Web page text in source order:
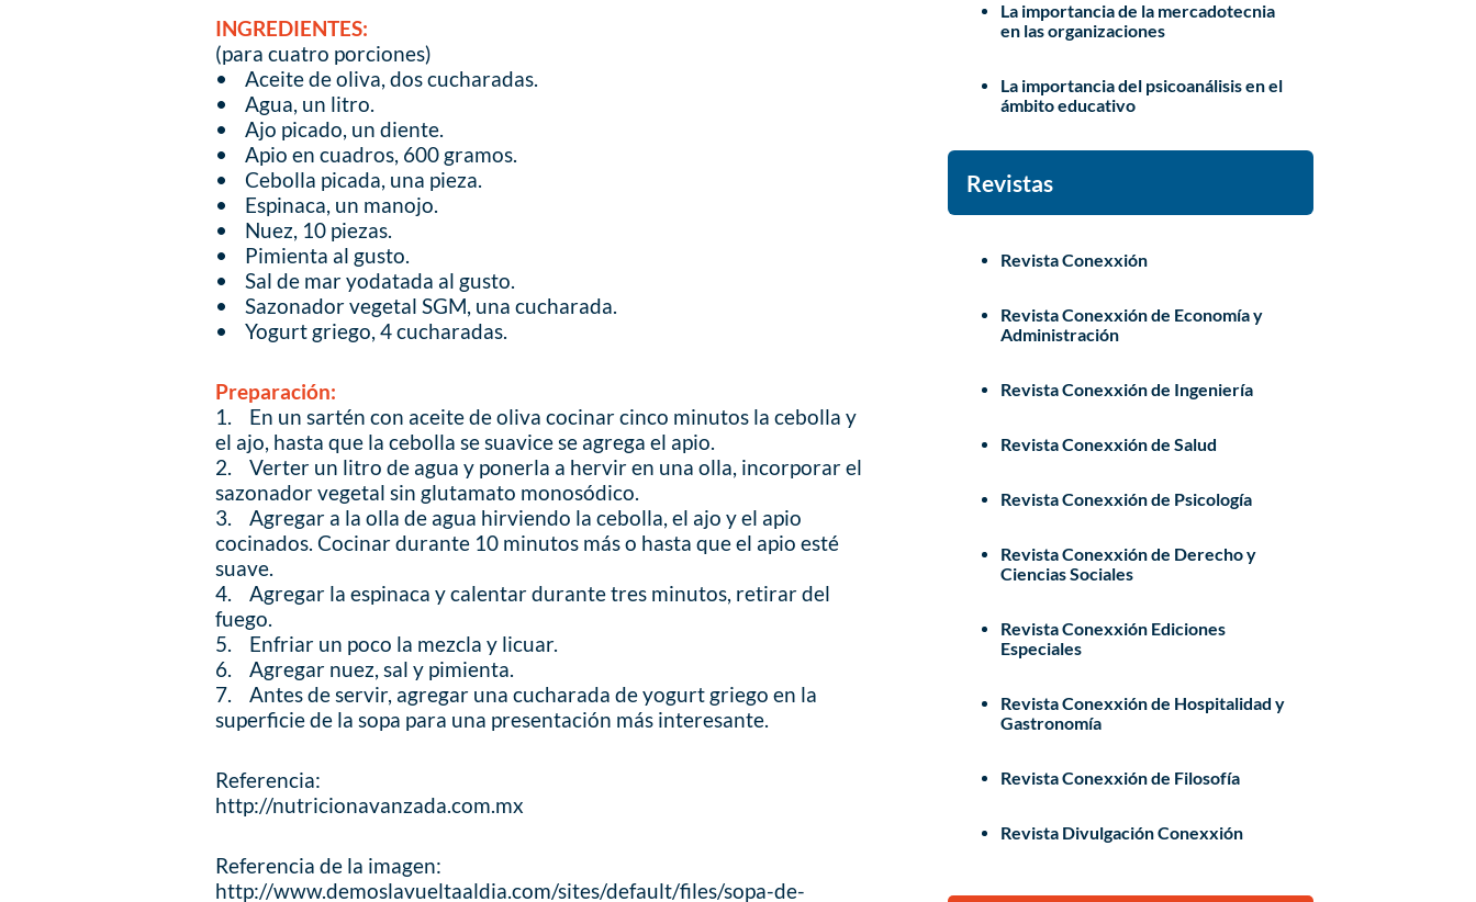
INGREDIENTES:
(para cuatro porciones)
• Aceite de oliva, dos cucharadas.
• Agua, un litro.
• Ajo picado, un diente.
• Apio en cuadros, 600 gramos.
• Cebolla picada, una pieza.
• Espinaca, un manojo.
• Nuez, 10 piezas.
• Pimienta al gusto.
• Sal de mar yodatada al gusto.
• Sazonador vegetal SGM, una cucharada.
• Yogurt griego, 4 cucharadas.
Preparación:
1. En un sartén con aceite de oliva cocinar cinco minutos la cebolla y
el ajo, hasta que la cebolla se suavice se agrega el apio.
2. Verter un litro de agua y ponerla a hervir en una olla, incorporar el
sazonador vegetal sin glutamato monosódico.
3. Agregar a la olla de agua hirviendo la cebolla, el ajo y el apio
cocinados. Cocinar durante 10 minutos más o hasta que el apio esté
suave.
4. Agregar la espinaca y calentar durante tres minutos, retirar del
fuego.
5. Enfriar un poco la mezcla y licuar.
6. Agregar nuez, sal y pimienta.
7. Antes de servir, agregar una cucharada de yogurt griego en la
superficie de la sopa para una presentación más interesante.
Referencia:
http://nutricionavanzada.com.mx
Referencia de la imagen:
http://www.demoslavueltaaldia.com/sites/default/files/sopa-de-
La importancia de la mercadotecnia
en las organizaciones
La importancia del psicoanálisis en el
ámbito educativo
Revistas
Revista Conexxión
Revista Conexxión de Economía y
Administración
Revista Conexxión de Ingeniería
Revista Conexxión de Salud
Revista Conexxión de Psicología
Revista Conexxión de Derecho y
Ciencias Sociales
Revista Conexxión Ediciones
Especiales
Revista Conexxión de Hospitalidad y
Gastronomía
Revista Conexxión de Filosofía
Revista Divulgación Conexxión